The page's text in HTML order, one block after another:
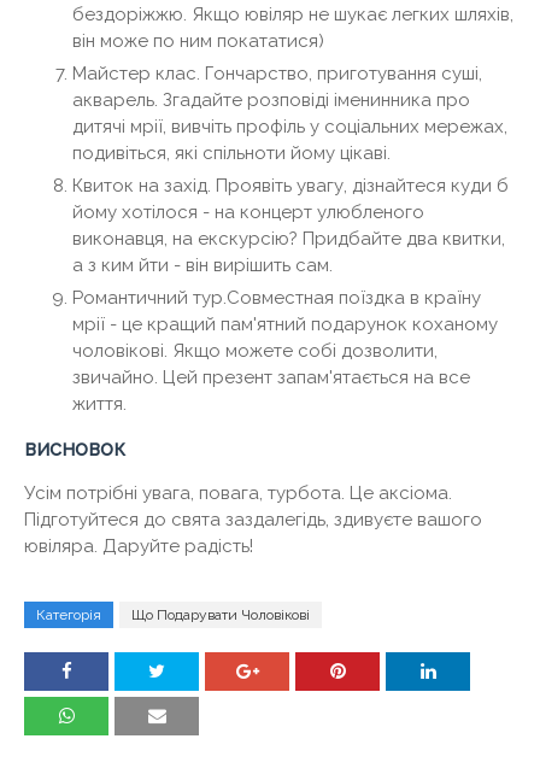
бездоріжжю. Якщо ювіляр не шукає легких шляхів,
він може по ним покататися)
Майстер клас. Гончарство, приготування суші,
акварель. Згадайте розповіді іменинника про
дитячі мрії, вивчіть профіль у соціальних мережах,
подивіться, які спільноти йому цікаві.
Квиток на захід. Проявіть увагу, дізнайтеся куди б
йому хотілося - на концерт улюбленого
виконавця, на екскурсію? Придбайте два квитки,
а з ким йти - він вирішить сам.
Романтичний тур.Совместная поїздка в країну
мрії - це кращий пам'ятний подарунок коханому
чоловікові. Якщо можете собі дозволити,
звичайно. Цей презент запам'ятається на все
життя.
висновок
Усім потрібні увага, повага, турбота. Це аксіома.
Підготуйтеся до свята заздалегідь, здивуєте вашого
ювіляра. Даруйте радість!
Категорія Що Подарувати Чоловікові